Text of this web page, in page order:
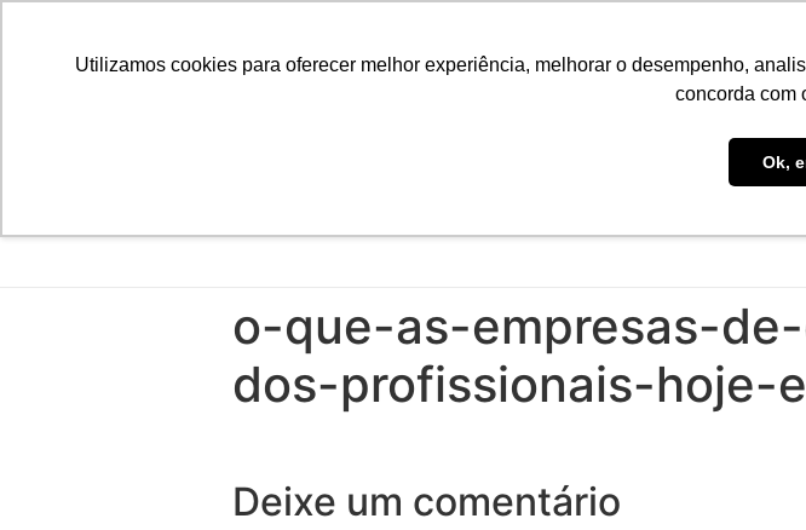
Utilizamos cookies para oferecer melhor experiência, melhorar o desempenho,
concorda com
Ok,
CONHEÇA A
o-que-as-empresas-
dos-profissionais-hoje-
Deixe um comentário